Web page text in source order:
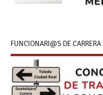
FUNCIONARI@S DE CARRERA